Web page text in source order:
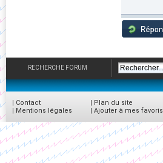
RECHERCHE FORUM
| Contact
| Mentions légales
| Plan du site
| Ajouter à mes favoris